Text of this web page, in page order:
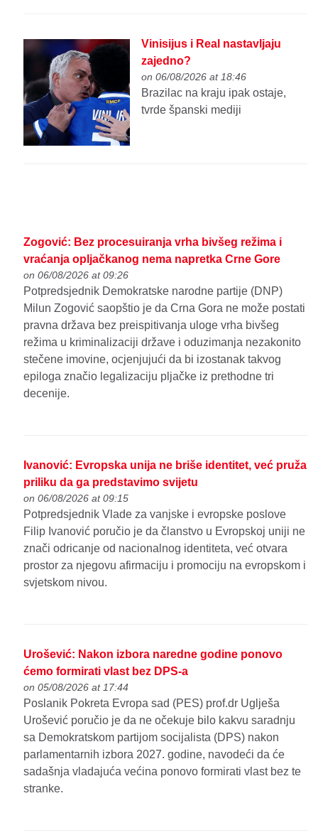
Vinisijus i Real nastavljaju
zajedno?
on 06/08/2026 at 18:46
Brazilac na kraju ipak ostaje,
tvrde španski mediji
Zogović: Bez procesuiranja vrha bivšeg režima i
vraćanja opljačkanog nema napretka Crne Gore
on 06/08/2026 at 09:26
Potpredsjednik Demokratske narodne partije (DNP)
Milun Zogović saopštio je da Crna Gora ne može postati
pravna država bez preispitivanja uloge vrha bivšeg
režima u kriminalizaciji države i oduzimanja nezakonito
stečene imovine, ocjenjujući da bi izostanak takvog
epiloga značio legalizaciju pljačke iz prethodne tri
decenije.
Ivanović: Evropska unija ne briše identitet, već pruža
priliku da ga predstavimo svijetu
on 06/08/2026 at 09:15
Potpredsjednik Vlade za vanjske i evropske poslove
Filip Ivanović poručio je da članstvo u Evropskoj uniji ne
znači odricanje od nacionalnog identiteta, već otvara
prostor za njegovu afirmaciju i promociju na evropskom i
svjetskom nivou.
Urošević: Nakon izbora naredne godine ponovo
ćemo formirati vlast bez DPS-a
on 05/08/2026 at 17:44
Poslanik Pokreta Evropa sad (PES) prof.dr Uglješa
Urošević poručio je da ne očekuje bilo kakvu saradnju
sa Demokratskom partijom socijalista (DPS) nakon
parlamentarnih izbora 2027. godine, navodeći da će
sadašnja vladajuća većina ponovo formirati vlast bez te
stranke.